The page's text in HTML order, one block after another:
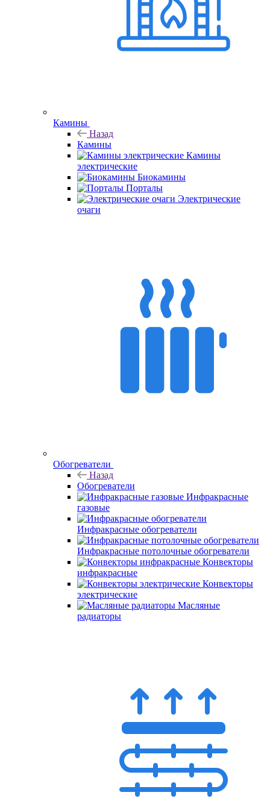
Камины
Назад
Камины
Камины
электрические
Биокамины
Порталы
Электрические
очаги
Обогреватели
Назад
Обогреватели
Инфракрасные
газовые
Инфракрасные обогреватели
Инфракрасные потолочные обогреватели
Конвекторы
инфракрасные
Конвекторы
электрические
Масляные
радиаторы